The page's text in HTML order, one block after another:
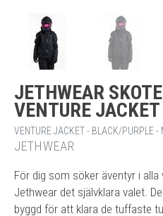
JETHWEAR
VENTURE
VENTURE JACKET - BLACK/PURPLE -
JETHWEAR
För dig som söker äventyr i
Jethwear det självklara valet.
byggd för att klara de tuffaste